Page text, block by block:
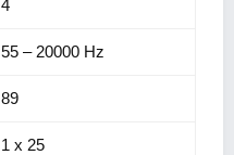
4
55 – 20000 Hz
89
1 x 25